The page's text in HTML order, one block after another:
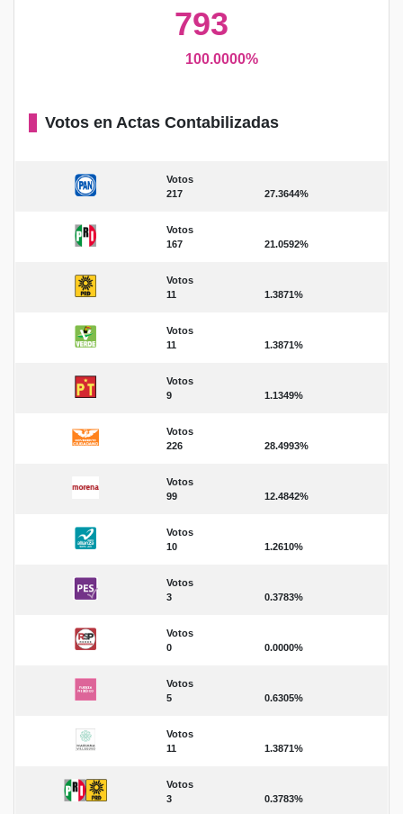
793
100.0000%
Votos en Actas Contabilizadas
Votos
217
27.3644%
Votos
167
21.0592%
Votos
11
1.3871%
Votos
11
1.3871%
Votos
9
1.1349%
Votos
226
28.4993%
Votos
99
12.4842%
Votos
10
1.2610%
Votos
3
0.3783%
Votos
0
0.0000%
Votos
5
0.6305%
Votos
11
1.3871%
Votos
3
0.3783%